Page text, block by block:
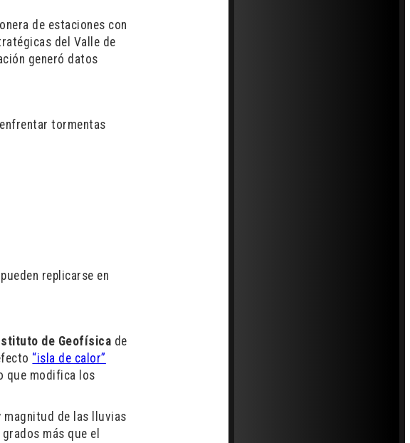
de estaciones con
del Valle de
generó datos
tormentas
replicarse en
de Geofísica de
“isla de calor”
que modifica los
magnitud de las lluvias
más que el